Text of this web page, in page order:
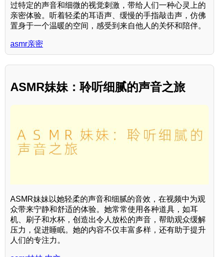
过特定的声音和细微的视觉刺激，带给人们一种心灵上的
亲密体验。听着轻柔的耳语声、缓慢的手指敲击声，仿佛
置身于一个温暖的空间，感受到来自他人的关怀和陪伴。
asmr亲密
ASMR妹妹：聆听细腻的声音之旅
ASMR妹妹以她轻柔的声音和细腻的音效，在视频中为观
众带来宁静和舒适的体验。她常常使用各种道具，如耳
机、刷子和水杯，创造出令人放松的声音，帮助观众缓解
压力，促进睡眠。她的内容不仅丰富多样，还有助于提升
人们的专注力。